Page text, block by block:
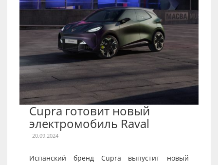
Cupra готовит новый
электромобиль Raval
20.09.2024
Испанский бренд Cupra выпустит новый